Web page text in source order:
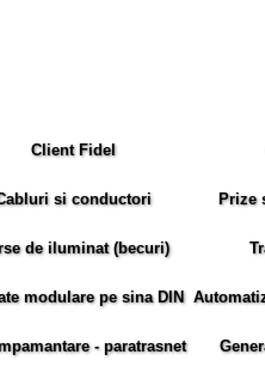
Client Fidel
si conductori Prize
de iluminat (becuri)
modulare pe sina DIN
- paratrasnet